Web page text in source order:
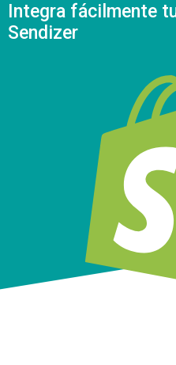
Integra fácilmente
Sendizer